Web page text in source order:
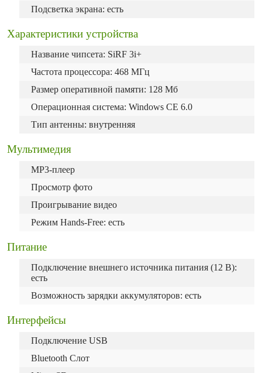
Подсветка экрана: есть
Характеристики устройства
Название чипсета: SiRF 3i+
Частота процессора: 468 МГц
Размер оперативной памяти: 128 Мб
Операционная система: Windows CE 6.0
Тип антенны: внутренняя
Мультимедия
MP3-плеер
Просмотр фото
Проигрывание видео
Режим Hands-Free: есть
Питание
Подключение внешнего источника питания (12 В):
есть
Возможность зарядки аккумуляторов: есть
Интерфейсы
Подключение USB
Bluetooth Слот